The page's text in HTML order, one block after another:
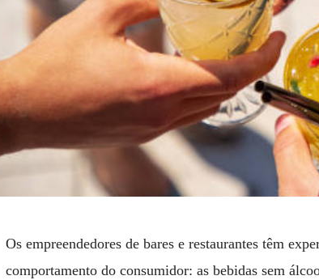
Os empreendedores de bares e restaurantes têm
comportamento do consumidor: as bebidas sem